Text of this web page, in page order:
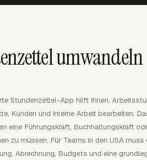
umwandeln
Stundenzettel-App hilft Ihnen,
Kunden und interne Arbeit bearbeiten.
eine Führungskraft, Buchhaltungskraft
zu müssen. Für Teams in den USA
Abrechnung, Budgets und eine